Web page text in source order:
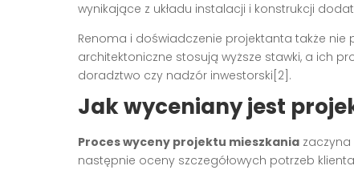
wynikające z układu instalacji i konstrukcji
Renoma i doświadczenie projektanta także
architektoniczne stosują wyższe stawki, a ich
doradztwo czy nadzór inwestorski[2].
Jak wyceniany jest
Proces wyceny projektu mieszkania zaczyna
następnie oceny szczegółowych potrzeb